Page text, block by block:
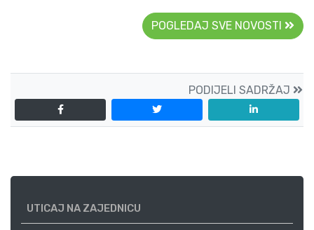
POGLEDAJ SVE NOVOSTI
PODIJELI SADRŽAJ
UTICAJ NA ZAJEDNICU